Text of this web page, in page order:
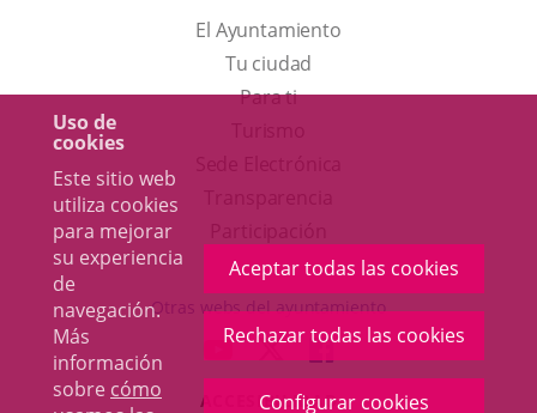
Uso de
cookies
Este sitio web
utiliza cookies
para mejorar
su experiencia
de
navegación.
Más
información
sobre cómo
Aceptar todas las cookies
Rechazar todas las cookies
Configurar cookies
El Ayuntamiento
Tu ciudad
Para ti
en
una
ventana
nueva.
aplicación
externa.
Otras webs del ayuntamiento
ENLACE
A
ENLACE
A
ENLACE
A
ACCESIBILIDAD